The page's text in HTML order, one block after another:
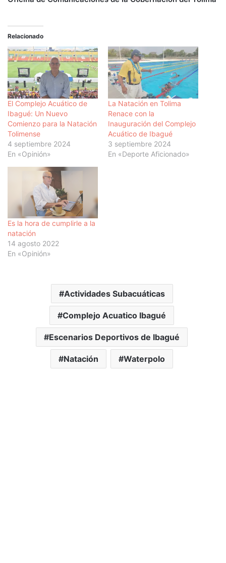
Relacionado
El Complejo Acuático de
Ibagué: Un Nuevo
Comienzo para la Natación
Tolimense
4 septiembre 2024
En «Opinión»
La Natación en Tolima
Renace con la
Inauguración del Complejo
Acuático de Ibagué
3 septiembre 2024
En «Deporte Aficionado»
Es la hora de cumplirle a la
natación
14 agosto 2022
En «Opinión»
Actividades Subacuáticas
Complejo Acuatico Ibagué
Escenarios Deportivos de Ibagué
Natación Waterpolo